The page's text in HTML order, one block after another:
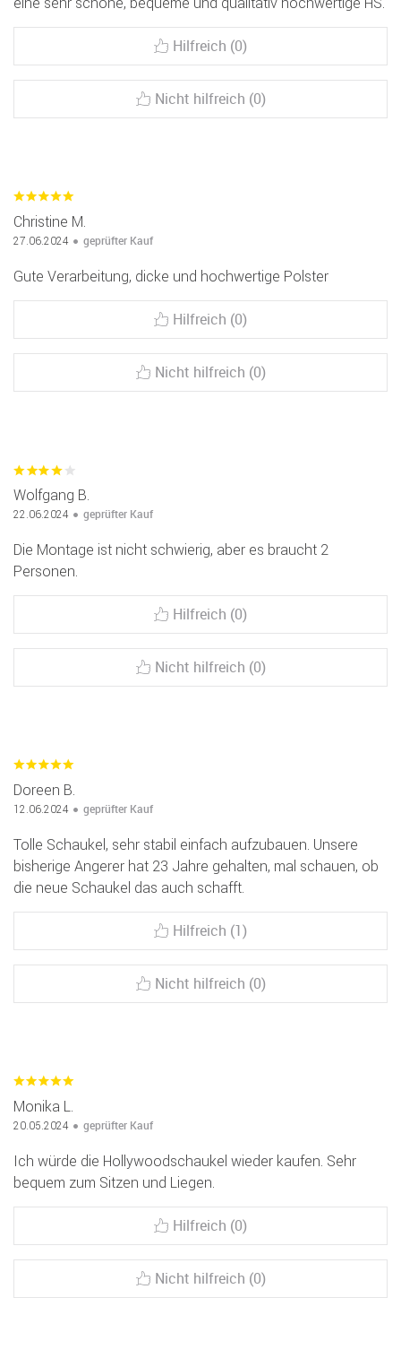
Hilfreich (0)
Nicht hilfreich (0)
Christine M.
27.06.2024 geprüfter Kauf
Gute Verarbeitung, dicke und hochwertige Polster
Hilfreich (0)
Nicht hilfreich (0)
Wolfgang B.
22.06.2024 geprüfter Kauf
Die Montage ist nicht schwierig, aber es braucht 2
Personen.
Hilfreich (0)
Nicht hilfreich (0)
Doreen B.
12.06.2024 geprüfter Kauf
Tolle Schaukel, sehr stabil einfach aufzubauen. Unsere
bisherige Angerer hat 23 Jahre gehalten, mal schauen, ob
die neue Schaukel das auch schafft.
Hilfreich (1)
Nicht hilfreich (0)
Monika L.
20.05.2024 geprüfter Kauf
Ich würde die Hollywoodschaukel wieder kaufen. Sehr
bequem zum Sitzen und Liegen.
Hilfreich (0)
Nicht hilfreich (0)